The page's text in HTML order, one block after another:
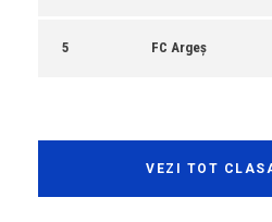
5 FC Argeș
VEZI TOT